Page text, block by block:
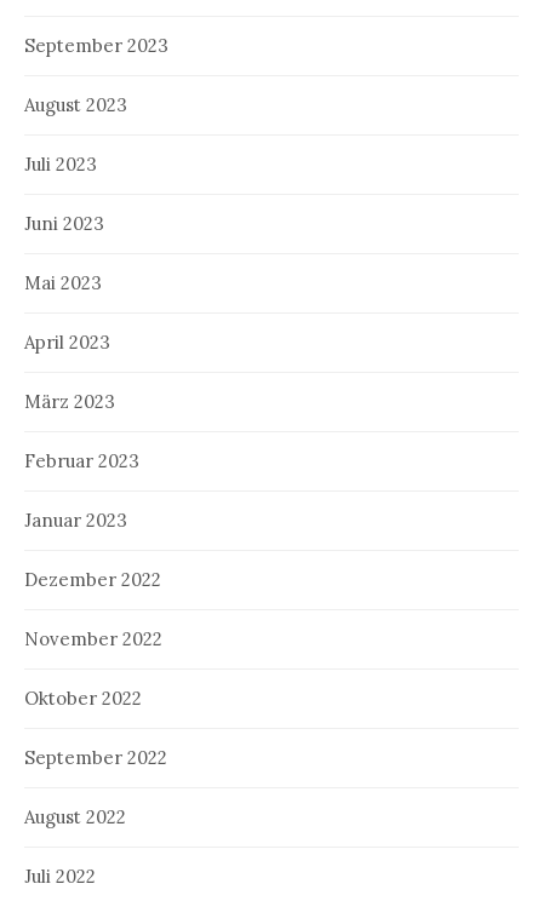
September 2023
August 2023
Juli 2023
Juni 2023
Mai 2023
April 2023
März 2023
Februar 2023
Januar 2023
Dezember 2022
November 2022
Oktober 2022
September 2022
August 2022
Juli 2022